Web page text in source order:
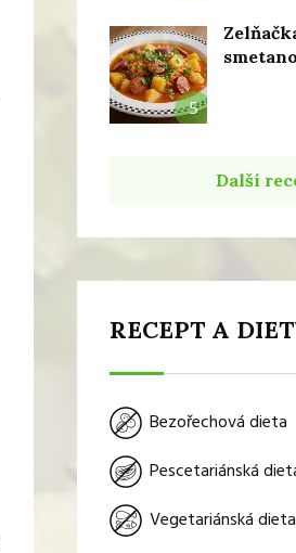
5
Další
RECEPT A
Bezořechová dieta
Pescetariánská
Vegetariánská dieta